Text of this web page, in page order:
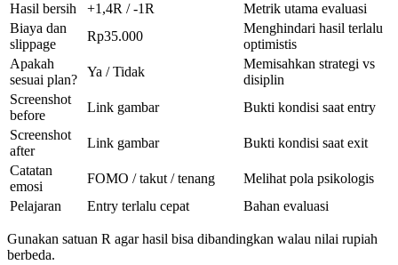
Hasil bersih
+1,4R / -1R
Metrik utama evaluasi
Biaya dan
slippage
Rp35.000
Menghindari hasil terlalu
optimistis
Apakah
sesuai plan?
Ya / Tidak
Memisahkan strategi vs
disiplin
Screenshot
before
Link gambar
Bukti kondisi saat entry
Screenshot
after
Link gambar
Bukti kondisi saat exit
Catatan
emosi
FOMO / takut / tenang
Melihat pola psikologis
Pelajaran
Entry terlalu cepat Bahan evaluasi
Gunakan satuan R agar hasil bisa dibandingkan walau nilai rupiah
berbeda.